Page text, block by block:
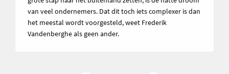
van veel ondernemers. Dat dit toch iets complexer is dan
het meestal wordt voorgesteld, weet Frederik
Vandenberghe als geen ander.